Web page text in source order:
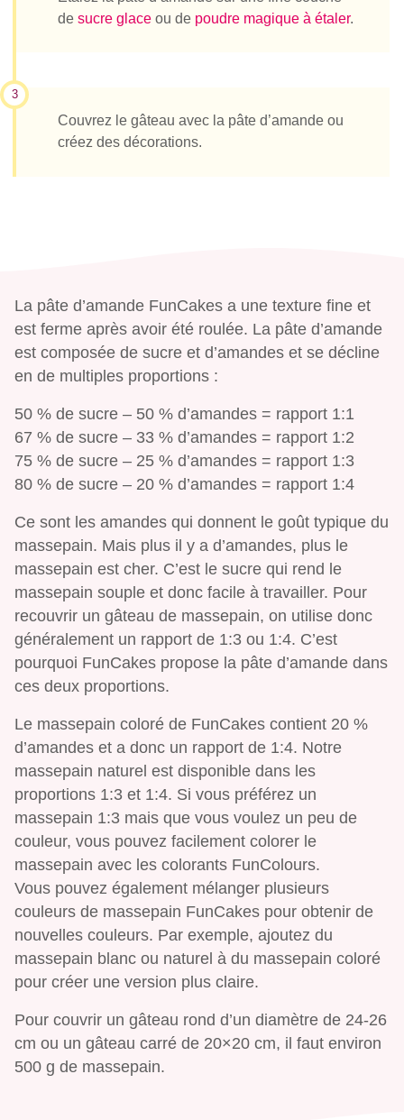
de sucre glace ou de poudre magique à étaler.
3
Couvrez le gâteau avec la pâte d’amande ou
créez des décorations.
La pâte d’amande FunCakes a une texture fine et
est ferme après avoir été roulée. La pâte d’amande
est composée de sucre et d’amandes et se décline
en de multiples proportions :
50 % de sucre – 50 % d’amandes = rapport 1:1
67 % de sucre – 33 % d’amandes = rapport 1:2
75 % de sucre – 25 % d’amandes = rapport 1:3
80 % de sucre – 20 % d’amandes = rapport 1:4
Ce sont les amandes qui donnent le goût typique du
massepain. Mais plus il y a d’amandes, plus le
massepain est cher. C’est le sucre qui rend le
massepain souple et donc facile à travailler. Pour
recouvrir un gâteau de massepain, on utilise donc
généralement un rapport de 1:3 ou 1:4. C’est
pourquoi FunCakes propose la pâte d’amande dans
ces deux proportions.
Le massepain coloré de FunCakes contient 20 %
d’amandes et a donc un rapport de 1:4. Notre
massepain naturel est disponible dans les
proportions 1:3 et 1:4. Si vous préférez un
massepain 1:3 mais que vous voulez un peu de
couleur, vous pouvez facilement colorer le
massepain avec les colorants FunColours.
Vous pouvez également mélanger plusieurs
couleurs de massepain FunCakes pour obtenir de
nouvelles couleurs. Par exemple, ajoutez du
massepain blanc ou naturel à du massepain coloré
pour créer une version plus claire.
Pour couvrir un gâteau rond d’un diamètre de 24-26
cm ou un gâteau carré de 20×20 cm, il faut environ
500 g de massepain.